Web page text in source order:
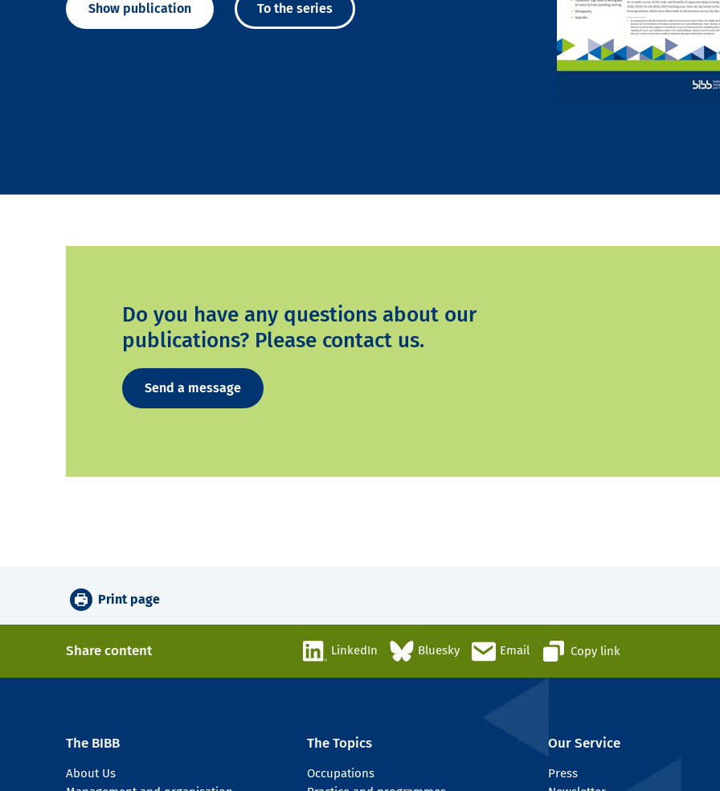
Show publication To the series
Do you have any questions about our
publications? Please contact us.
Send a message
Print page
Share content LinkedIn Bluesky Email Copy link
The BIBB
About Us
The Topics
Occupations
Our Service
Press